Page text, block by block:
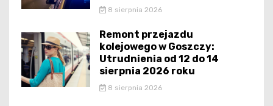
8 sierpnia 2026
Remont przejazdu
kolejowego w Goszczy:
Utrudnienia od 12 do 14
sierpnia 2026 roku
8 sierpnia 2026